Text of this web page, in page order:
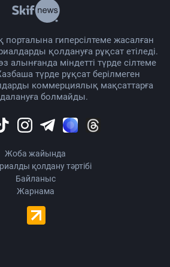
порталына гиперсілтеме жасалған
қолдануға рұқсат етіледі.
алынғанда міндетті түрде сілтеме
түрде рұқсат берілмеген
коммерциялық мақсаттарға
болмайды.
Жоба жайында
қолдану тәртібі
Байланыс
Жарнама